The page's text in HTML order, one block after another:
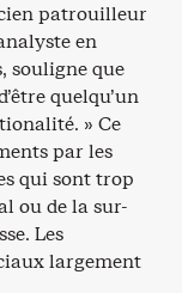
patrouilleur
en
souligne que
quelqu’un
» Ce
par les
qui sont trop
ou de la sur-
Les
largement